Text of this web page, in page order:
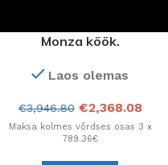
Monza köök.
Laos olemas
€3,946.80 €2,368.08
Maksa kolmes võrdses osas 3 x
789.36€